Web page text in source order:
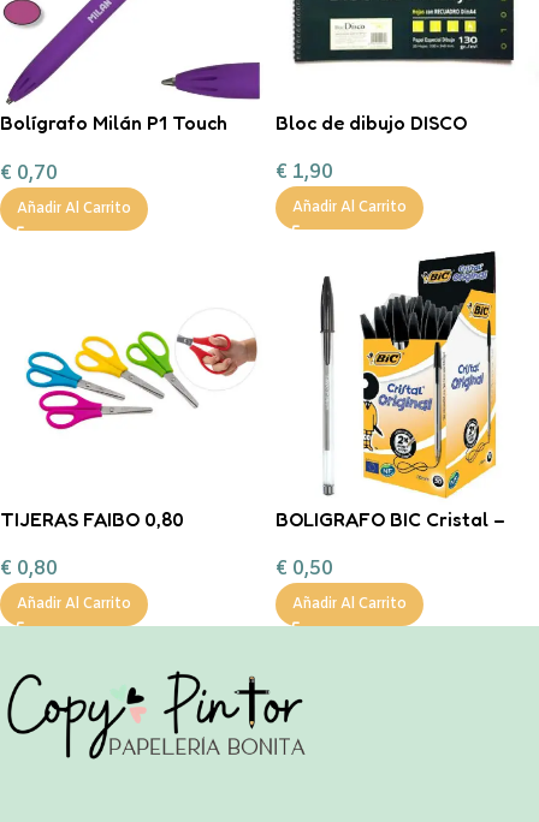
Bolígrafo Milán P1 Touch
€ 0,70
Añadir Al Carrito
Bloc de dibujo DISCO
€ 1,90
Añadir Al Carrito
TIJERAS FAIBO 0,80
€ 0,80
Añadir Al Carrito
BOLIGRAFO BIC Cristal –
€ 0,50
Añadir Al Carrito